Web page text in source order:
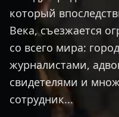
который
Века, съезжается
со всего мира:
журналистами,
свидетелями и
сотрудник...